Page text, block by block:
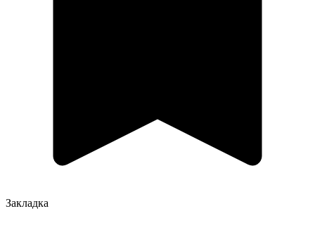
Закладка